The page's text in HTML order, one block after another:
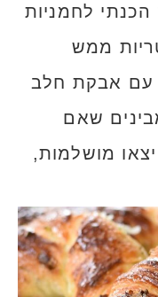
לחמניות
ממש
עם אבקת חלב
שאם
מושלמות,